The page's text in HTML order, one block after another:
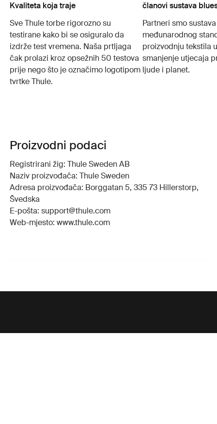
Kvaliteta koja traje
Sve Thule torbe rigorozno su
testirane kako bi se osiguralo da
izdrže test vremena. Naša prtljaga
čak prolazi kroz opsežnih 50 testova
prije nego što je označimo logotipom
tvrtke Thule.
članovi sustava
Partneri smo
međunarodnog
proizvodnju tekstila
smanjenje utjecaja
ljude i planet.
Proizvodni podaci
Registrirani žig: Thule Sweden AB
Naziv proizvođača: Thule Sweden
Adresa proizvođača: Borggatan 5, 335 73 Hillerstorp,
Švedska
E-pošta: support@thule.com
Web-mjesto: www.thule.com